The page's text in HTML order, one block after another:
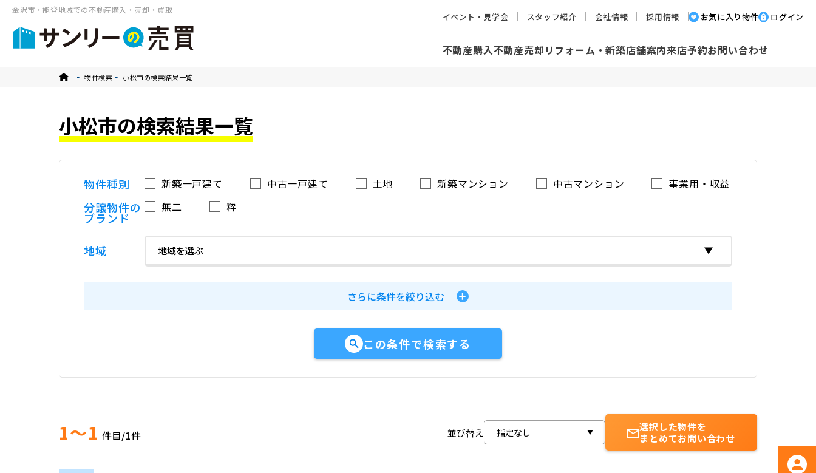
金沢市・能登地域での不動産購入・売却・買取
イベント・見学会 スタッフ紹介 会社情報 採用情報 お気に入り物件 ログイン
不動産購入不動産売却 リフォーム・新築店舗案内来店予約お問い合わせ
トップ物件検索 小松市の検索結果一覧
小松市の検索結果一覧
物件種別 新築一戸建て 中古一戸建て 土地 新築マンション 中古マンション 事業用・収益
分譲物件の
ブランド
無二 粋
地域 地域を選ぶ
さらに条件を絞り込む
この条件で検索する
1～1 件目/1件 並び替え
選択した物件を
まとめてお問い合わせ